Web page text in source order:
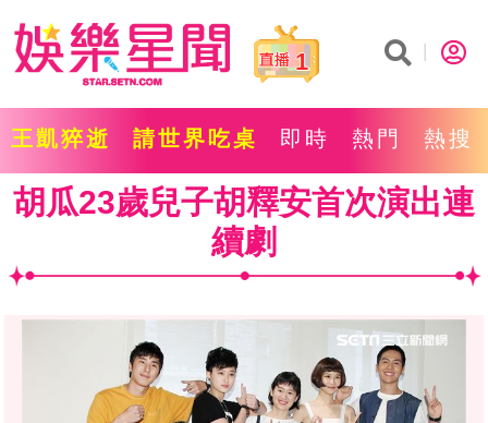
1
王凱猝逝 請世界吃桌 即時 熱門 熱搜
胡瓜23歲兒子胡釋安首次演出連
續劇